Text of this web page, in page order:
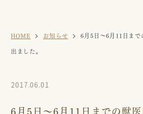
HOME お知らせ
6月5日〜6月11日ま
出ました。
2017.06.01
6月5日〜6月11日までの獣